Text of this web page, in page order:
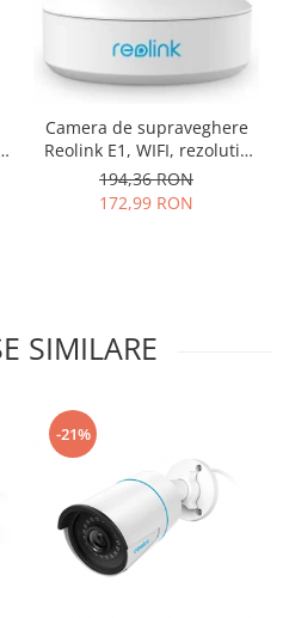
Camera de supraveghere
Reolink E1, WIFI, rezolutie
3MP, Pan/Tilt, unghi
vizualizare orizontal 355°,
194,36 RON
172,99 RON
SIMILARE
-21%